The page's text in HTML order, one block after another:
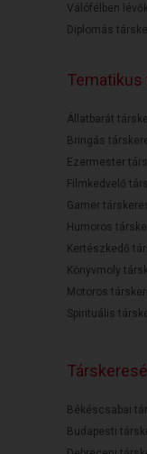
Válófélben
Diplomás
Állatbarát
Bringás
Ezermester
Filmkedvelő
Gamer
Humoros
Kertészkedő
Könyvmoly
Motoros
Spirituális
Békéscsabai
Budapesti